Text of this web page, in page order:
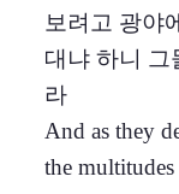
보려고 광야
대냐 하니 그
라
And as they
the